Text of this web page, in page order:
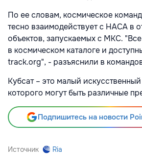
По ее словам, космическое
тесно взаимодействует с НАСА в
объектов, запускаемых с МКС.
в космическом каталоге и
track.org", - разъяснили в
Кубсат – это малый
которого могут быть различные
Подпишитесь на новости
Источник Ria